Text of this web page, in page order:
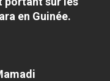
en Guinée.